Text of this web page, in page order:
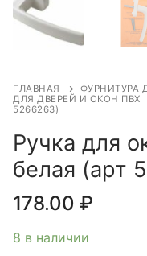
ГЛАВНАЯ ФУРНИТУРА
ДЛЯ ДВЕРЕЙ И ОКОН ПВХ
5266263)
Ручка для
белая (арт
178.00 ₽
8 в наличии